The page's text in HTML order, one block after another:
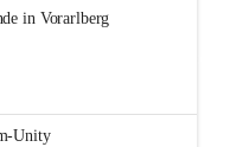
in Vorarlberg
Unity